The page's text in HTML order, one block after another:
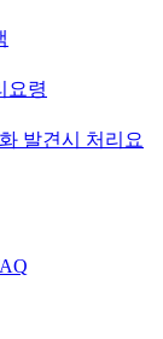
요령
발견시 처리요